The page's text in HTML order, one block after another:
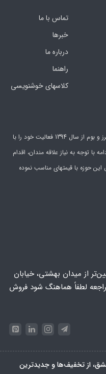
تماس با ما
خبرها
درباره ما
راهنما
کلاسهای خوشنویسی
تیم هنری کلک عشق با هدف اعتلای هنر این مرز و بوم از سال 1394 فعالیت خود را با
با توجه به نیاز علاقه مندان، اقدام
حوزه با قیمتهای مناسب نموده
از میدان بهشتی، خیابان
لطفاً هماهنگ شود فروش
از تخفیف‌ها و جدیدترین‌